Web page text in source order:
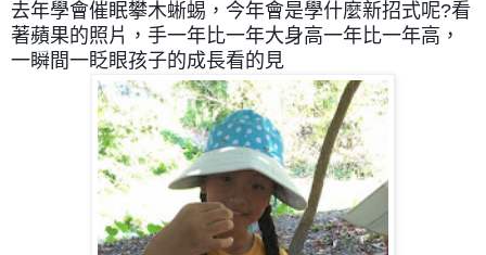
去年學會催眠攀木蜥蜴，今年會是學什麼新招式呢?看
著蘋果的照片，手一年比一年大身高一年比一年高，
一瞬間一眨眼孩子的成長看的見